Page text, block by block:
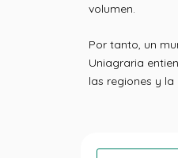
volumen.
Por tanto, un
Uniagraria
las regiones y